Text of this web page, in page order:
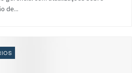
de...